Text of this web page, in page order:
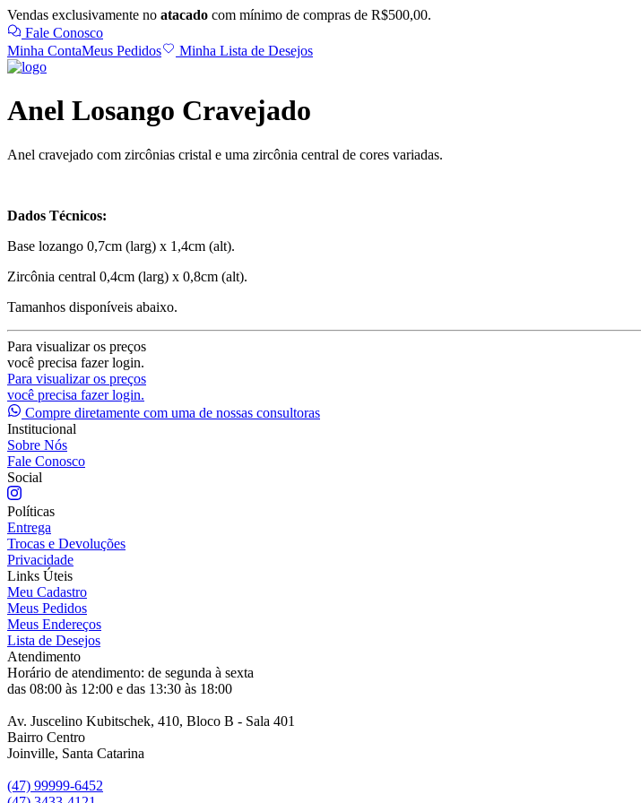
Vendas exclusivamente no atacado com mínimo de compras de R$500,00.
Fale Conosco
Minha ContaMeus Pedidos Minha Lista de Desejos
Anel Losango Cravejado
Anel cravejado com zircônias cristal e uma zircônia central de cores variadas.
Dados Técnicos:
Base lozango 0,7cm (larg) x 1,4cm (alt).
Zircônia central 0,4cm (larg) x 0,8cm (alt).
Tamanhos disponíveis abaixo.
Para visualizar os preços
você precisa fazer login.
Para visualizar os preços
você precisa fazer login.
Compre diretamente com uma de nossas consultoras
Institucional
Sobre Nós
Fale Conosco
Social
Políticas
Entrega
Trocas e Devoluções
Privacidade
Links Úteis
Meu Cadastro
Meus Pedidos
Meus Endereços
Lista de Desejos
Atendimento
Horário de atendimento: de segunda à sexta
das 08:00 às 12:00 e das 13:30 às 18:00
Av. Juscelino Kubitschek, 410, Bloco B - Sala 401
Bairro Centro
Joinville, Santa Catarina
(47) 99999-6452